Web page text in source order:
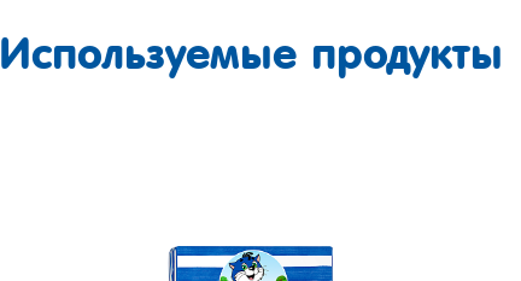
Используемые продукты